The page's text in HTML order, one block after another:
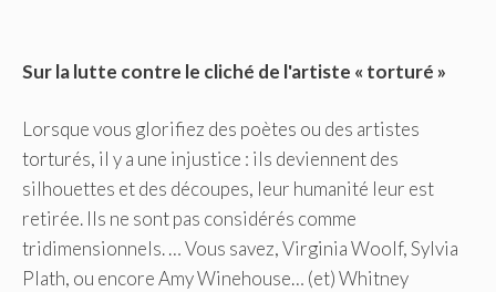
Sur la lutte contre le cliché de l'artiste « torturé »
Lorsque vous glorifiez des poètes ou des artistes
torturés, il y a une injustice : ils deviennent des
silhouettes et des découpes, leur humanité leur est
retirée. Ils ne sont pas considérés comme
tridimensionnels. … Vous savez, Virginia Woolf, Sylvia
Plath, ou encore Amy Winehouse… (et) Whitney